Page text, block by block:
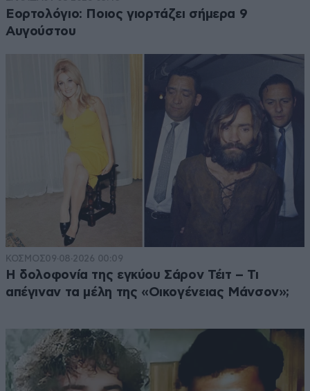
Εορτολόγιο: Ποιος γιορτάζει σήμερα 9
Αυγούστου
ΚΟΣΜΟΣ09·08·2026 00:09
Η δολοφονία της εγκύου Σάρον Τέιτ – Τι
απέγιναν τα μέλη της «Οικογένειας Μάνσον»;